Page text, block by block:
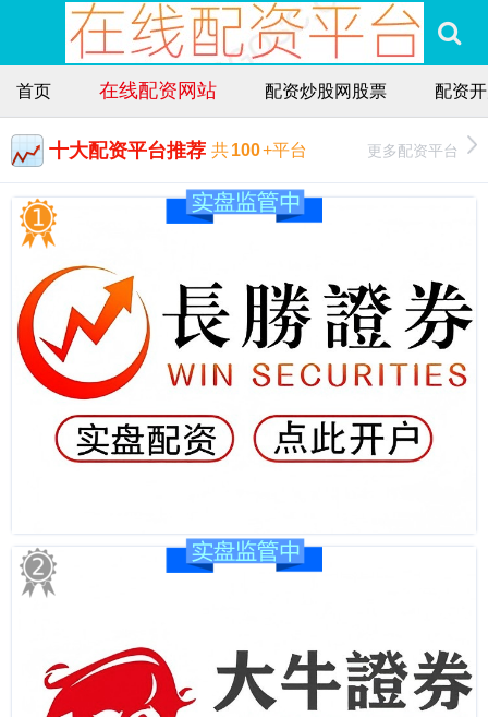
首页 在线配资网站 配资炒股网股票 配资
十大配资平台推荐 共100+平台 更多配资平台